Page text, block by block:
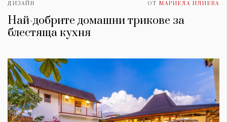
ДИЗАЙН ОТ МАРИЕЛА ИЛИЕВА
Най-добрите домашни трикове за
блестяща кухня